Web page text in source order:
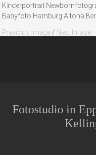
Kinderportrait
Babyfoto Hamburg Altona
Previous Image / Next Image
Fotostudio in